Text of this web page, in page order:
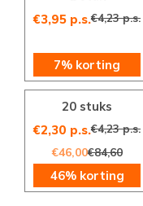
€3,95 p.s.€4,23 p.s.
7% korting
20 stuks
€2,30 p.s.€4,23 p.s.
€46,00€84,60
46% korting